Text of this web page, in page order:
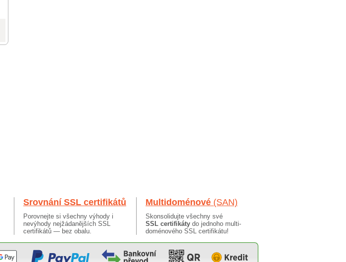
Srovnání SSL certifikátů
Porovnejte si všechny výhody i
nevýhody nejžádanějších SSL
certifikátů — bez obalu.
Multidoménové (SAN)
Skonsolidujte všechny své
SSL certifikáty do jednoho multi-
doménového SSL certifikátu!